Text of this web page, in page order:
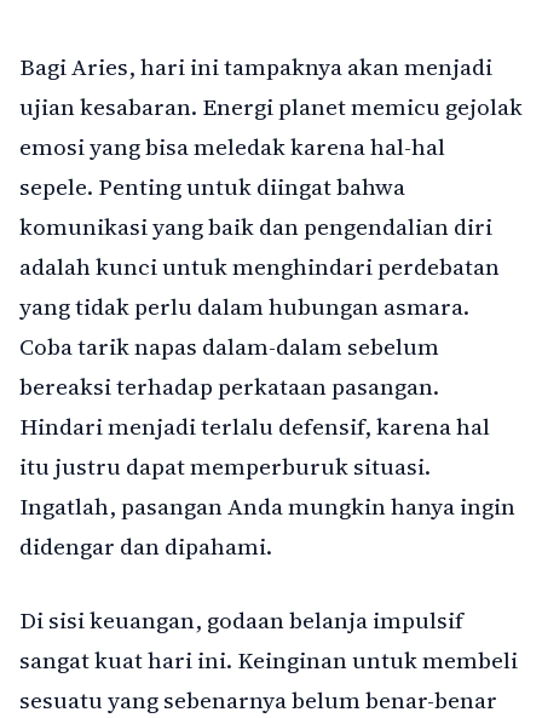
Bagi Aries, hari ini tampaknya akan menjadi
ujian kesabaran. Energi planet memicu gejolak
emosi yang bisa meledak karena hal-hal
sepele. Penting untuk diingat bahwa
komunikasi yang baik dan pengendalian diri
adalah kunci untuk menghindari perdebatan
yang tidak perlu dalam hubungan asmara.
Coba tarik napas dalam-dalam sebelum
bereaksi terhadap perkataan pasangan.
Hindari menjadi terlalu defensif, karena hal
itu justru dapat memperburuk situasi.
Ingatlah, pasangan Anda mungkin hanya ingin
didengar dan dipahami.
Di sisi keuangan, godaan belanja impulsif
sangat kuat hari ini. Keinginan untuk membeli
sesuatu yang sebenarnya belum benar-benar